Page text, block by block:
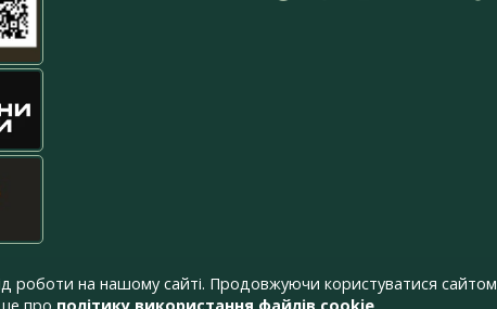
на нашому сайті. Продовжуючи користуватися